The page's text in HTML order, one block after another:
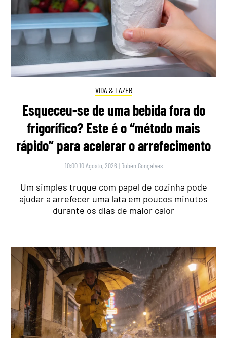
VIDA & LAZER
Esqueceu-se de uma bebida fora do
frigorífico? Este é o “método mais
rápido” para acelerar o arrefecimento
10:00 10 Agosto, 2026 | Rubén Gonçalves
Um simples truque com papel de cozinha pode
ajudar a arrefecer uma lata em poucos minutos
durante os dias de maior calor